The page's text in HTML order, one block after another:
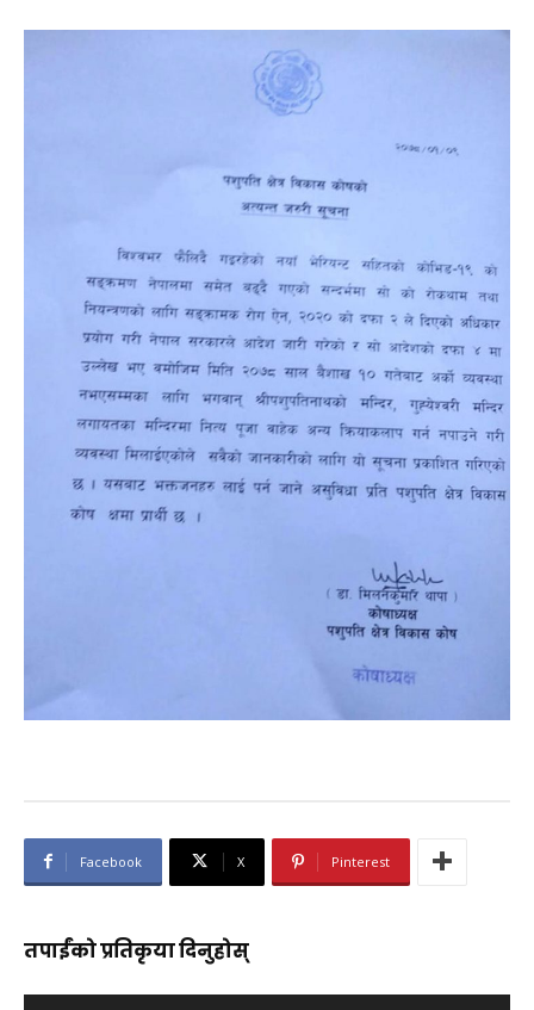
Facebook X Pinterest
तपाईंको प्रतिकृया दिनुहोस्